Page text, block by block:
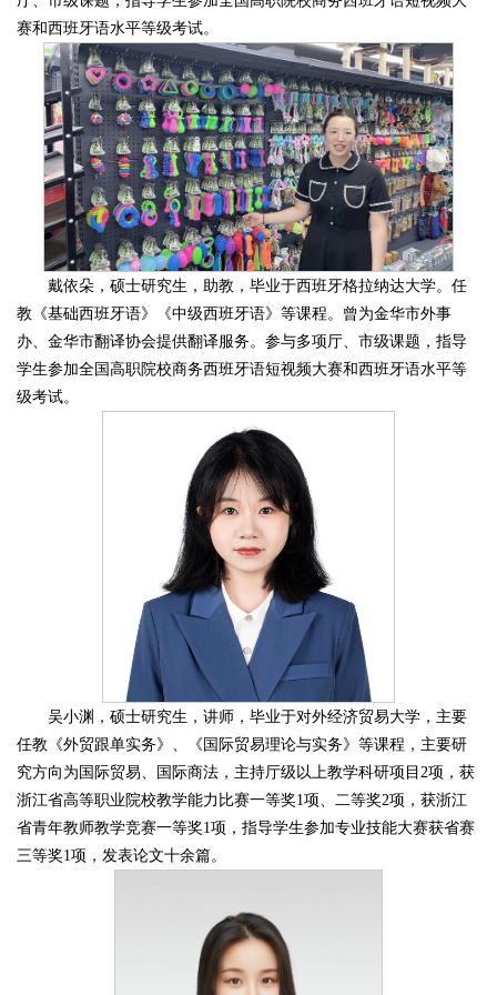
赛和西班牙语水平等级考试。
戴依朵，硕士研究生，助教，毕业于西班牙格拉纳达大学。任
教《基础西班牙语》《中级西班牙语》等课程。曾为金华市外事
办、金华市翻译协会提供翻译服务。参与多项厅、市级课题，指导
学生参加全国高职院校商务西班牙语短视频大赛和西班牙语水平等
级考试。
吴小渊，硕士研究生，讲师，毕业于对外经济贸易大学，主要
任教《外贸跟单实务》、《国际贸易理论与实务》等课程，主要研
究方向为国际贸易、国际商法，主持厅级以上教学科研项目2项，获
浙江省高等职业院校教学能力比赛一等奖1项、二等奖2项，获浙江
省青年教师教学竞赛一等奖1项，指导学生参加专业技能大赛获省赛
三等奖1项，发表论文十余篇。